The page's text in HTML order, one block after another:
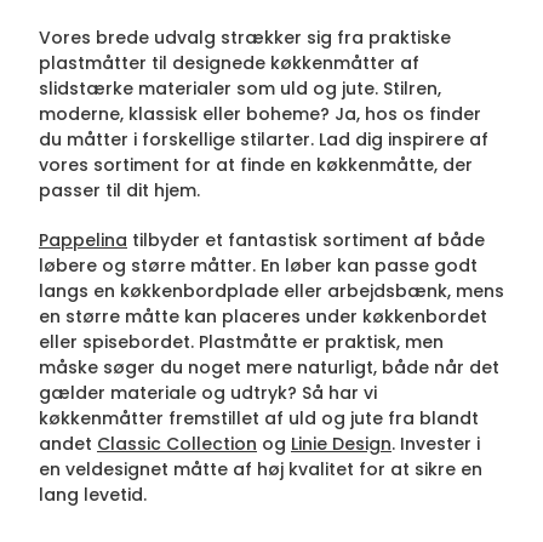
Vores brede udvalg strækker sig fra praktiske
plastmåtter til designede køkkenmåtter af
slidstærke materialer som uld og jute. Stilren,
moderne, klassisk eller boheme? Ja, hos os finder
du måtter i forskellige stilarter. Lad dig inspirere af
vores sortiment for at finde en køkkenmåtte, der
passer til dit hjem.
Pappelina tilbyder et fantastisk sortiment af både
løbere og større måtter. En løber kan passe godt
langs en køkkenbordplade eller arbejdsbænk, mens
en større måtte kan placeres under køkkenbordet
eller spisebordet. Plastmåtte er praktisk, men
måske søger du noget mere naturligt, både når det
gælder materiale og udtryk? Så har vi
køkkenmåtter fremstillet af uld og jute fra blandt
andet Classic Collection og Linie Design. Invester i
en veldesignet måtte af høj kvalitet for at sikre en
lang levetid.